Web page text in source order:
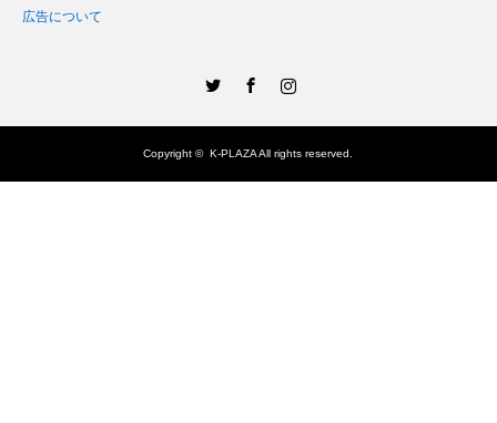
広告について
Copyright ©K-PLAZAAll rights reserved.